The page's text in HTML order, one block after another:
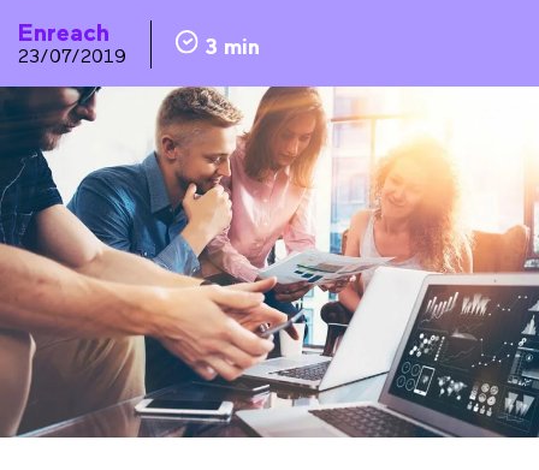
Enreach
23/07/2019 3 min